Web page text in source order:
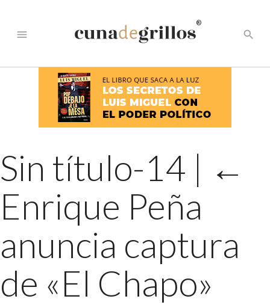
menu
®
search
Sin título-14 | ←
Enrique Peña
anuncia captura
de «El Chapo»